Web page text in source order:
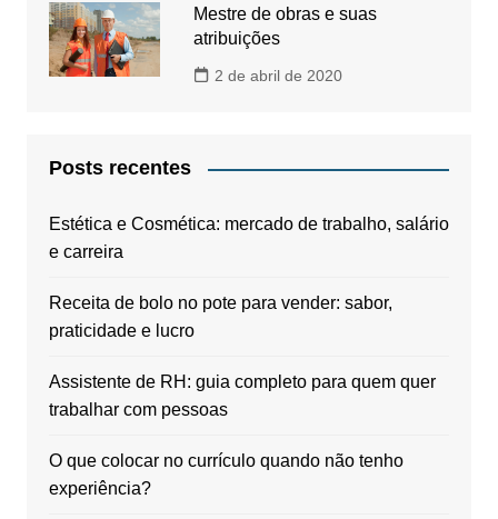
Mestre de obras e suas
atribuições
2 de abril de 2020
Posts recentes
Estética e Cosmética: mercado de trabalho, salário
e carreira
Receita de bolo no pote para vender: sabor,
praticidade e lucro
Assistente de RH: guia completo para quem quer
trabalhar com pessoas
O que colocar no currículo quando não tenho
experiência?